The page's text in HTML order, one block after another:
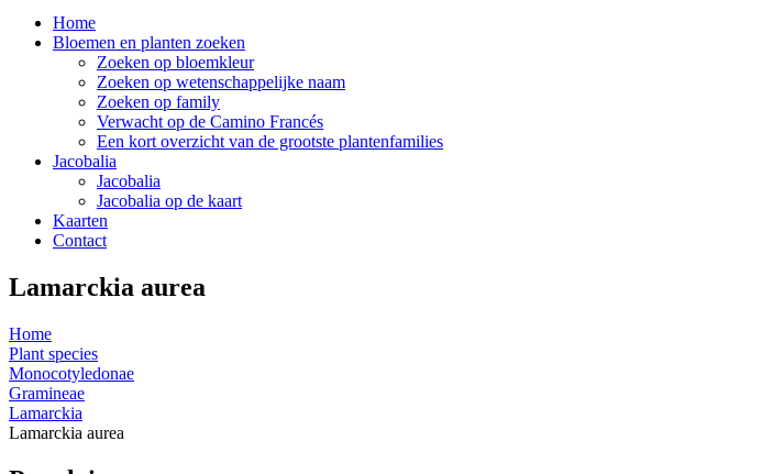
Home
Bloemen en planten zoeken
Zoeken op bloemkleur
Zoeken op wetenschappelijke naam
Zoeken op family
Verwacht op de Camino Francés
Een kort overzicht van de grootste plantenfamilies
Jacobalia
Jacobalia
Jacobalia op de kaart
Kaarten
Contact
Lamarckia aurea
Home
Plant species
Monocotyledonae
Gramineae
Lamarckia
Lamarckia aurea